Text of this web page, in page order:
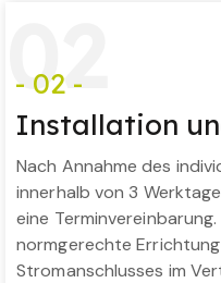
02
- 02 -
Installation
Nach Annahme des
innerhalb von 3
eine
normgerechte
Stromanschlusses im